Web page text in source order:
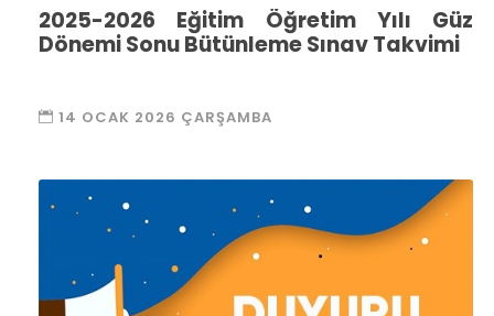
2025-2026 Eğitim Öğretim Yılı Güz
Dönemi Sonu Bütünleme Sınav Takvimi
14 OCAK 2026 ÇARŞAMBA